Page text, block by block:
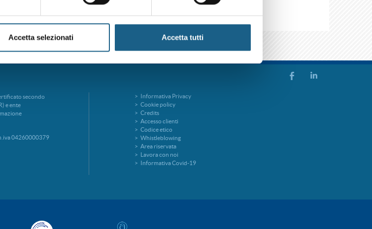
Accetta selezionati Accetta tutti
secondo
e ente
04260000379
Informativa Privacy
Cookie policy
Credits
Accesso clienti
Codice etico
Whistleblowing
Area riservata
Lavora con noi
Informativa Covid-19